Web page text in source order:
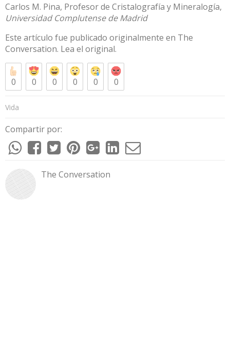
Carlos M. Pina, Profesor de Cristalografía y Mineralogía,
Universidad Complutense de Madrid
Este artículo fue publicado originalmente en The
Conversation. Lea el original.
0 0 0 0 0 0
Vida
Compartir por:
The Conversation